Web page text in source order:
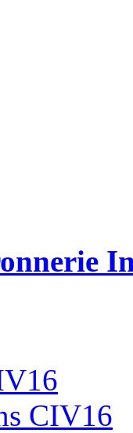
CIV16